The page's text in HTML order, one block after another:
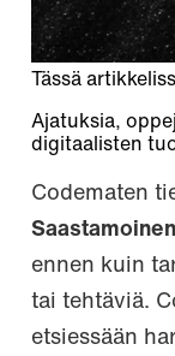
Tässä
Ajatuksia,
digitaalisten
Codematen
Saastamoinen
ennen kuin
tai tehtäviä.
etsiessään